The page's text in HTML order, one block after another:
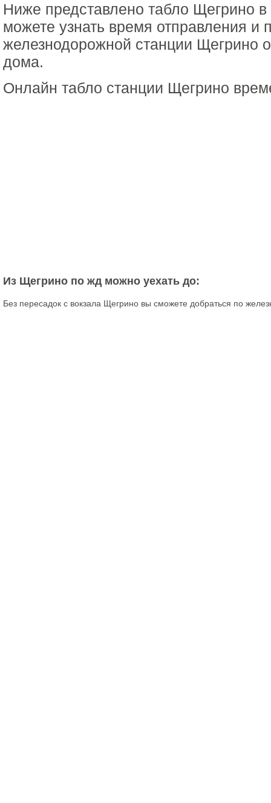
Ниже представлено табло Щегрино
можете узнать время отправления и
железнодорожной станции Щегрино
дома.
Онлайн табло станции Щегрино
Из Щегрино по жд можно уехать до:
Без пересадок с вокзала Щегрино вы сможете добраться по